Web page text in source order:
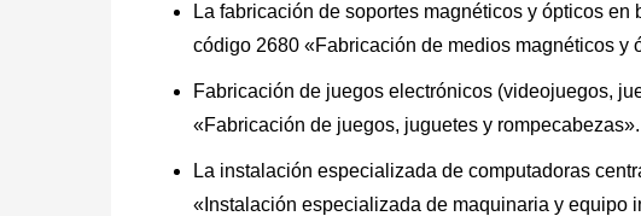
La fabricación de soportes magnéticos y ópticos
código 2680 «Fabricación de medios magnéticos y
Fabricación de juegos electrónicos (videojuegos,
«Fabricación de juegos, juguetes y rompecabezas».
La instalación especializada de computadoras
«Instalación especializada de maquinaria y equipo